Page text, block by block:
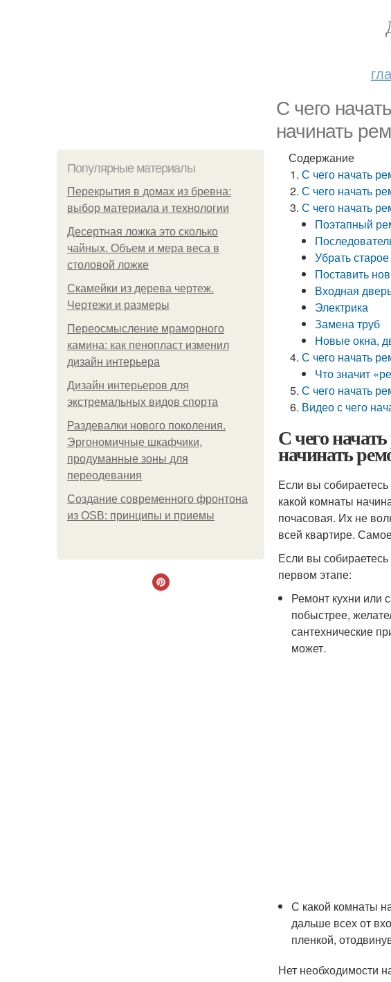
С чего
начинать
Популярные материалы
Перекрытия в домах из бревна:
выбор материала и технологии
Десертная ложка это сколько
чайных. Объем и мера веса в
столовой ложке
Скамейки из дерева чертеж.
Чертежи и размеры
Переосмысление мраморного
камина: как пенопласт изменил
дизайн интерьера
Дизайн интерьеров для
экстремальных видов спорта
Раздевалки нового поколения.
Эргономичные шкафчики,
продуманные зоны для
переодевания
Создание современного фронтона
из OSB: принципы и приемы
Содержание
С чего начать
С чего начать
С чего начать
Поэтапный
Убрать
Поставить
Входная
Электрика
Замена труб
Новые окна,
С чего начать
Что значит
С чего начать
Видео с чего
С чего
начинать
Если вы
какой комнаты
почасовая. Их не
всей квартире.
Если вы
первом этапе:
Ремонт кухни или
побыстрее,
сантехнические
может.
С какой комнаты
дальше всех от
пленкой,
Нет необходимости